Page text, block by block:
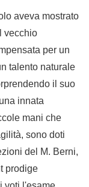
aveva mostrato
vecchio
per un
talento naturale
il suo
innata
mani che
sono doti
del M. Berni,
prodige